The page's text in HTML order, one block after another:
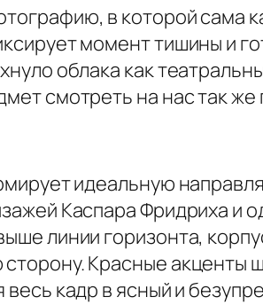
в которой сама
момент тишины и
облака как
смотреть на нас так
идеальную
Каспара Фридриха и
линии горизонта,
Красные акценты
кадр в ясный и